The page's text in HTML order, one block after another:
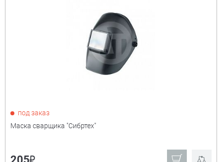
под заказ
Маска сварщика "Сибртех"